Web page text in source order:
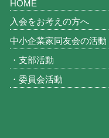
HOME
入会をお考えの方へ
中小企業家同友会の活動
・支部活動
・委員会活動